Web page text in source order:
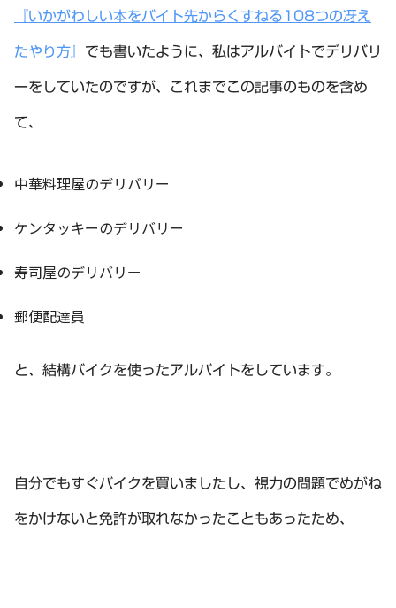
『いかがわしい本をバイト先からくすねる108つの冴え
たやり方』 でも書いたように、私はアルバイトでデリバリ
ーをしていたのですが、これまでこの記事のものを含め
て、
中華料理屋のデリバリー
ケンタッキーのデリバリー
寿司屋のデリバリー
郵便配達員
と、結構バイクを使ったアルバイトをしています。
自分でもすぐバイクを買いましたし、視力の問題でめがね
をかけないと免許が取れなかったこともあったため、